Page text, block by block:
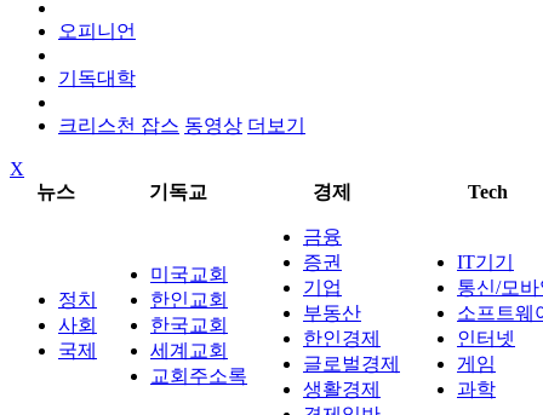
오피니언
기독대학
크리스천 잡스 동영상 더보기
X
뉴스
기독교 경제 Tech
정치
사회
국제
미국교회
한인교회
한국교회
세계교회
교회주소록
금융
증권
기업
부동산
한인경제
글로벌경제
생활경제
IT기기
통신/모
소프트웨
인터넷
게임
과학